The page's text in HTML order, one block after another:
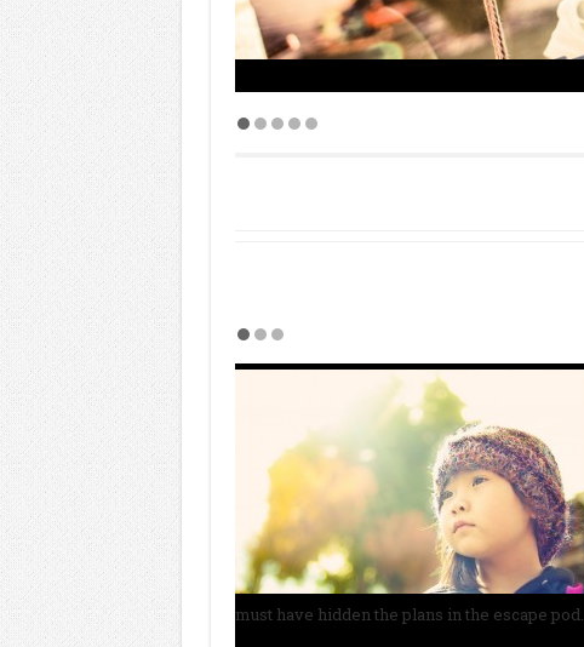
must have hidden the plans in the escape pod.